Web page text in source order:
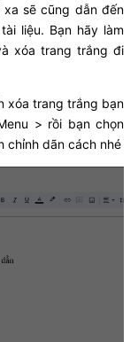
sẽ cũng dẫn đến
liệu. Bạn hãy làm
xóa trang trắng đi
xóa trang trắng bạn
> rồi bạn chọn
chỉnh dãn cách nhé